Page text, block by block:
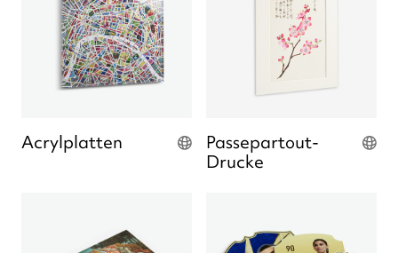
Acrylplatten
Passepartout-
Drucke